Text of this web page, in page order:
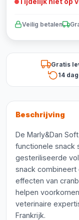
Veilig betalen
Gratis
14
Beschrijving
De Marly&Dan
functionele snack
gesteriliseerde
snack combineert
effecten van
helpen
veterinaire
Frankrijk.